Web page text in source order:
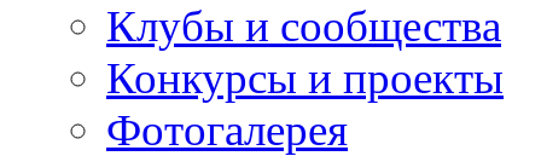
Клубы и сообщества
Конкурсы и проекты
Фотогалерея